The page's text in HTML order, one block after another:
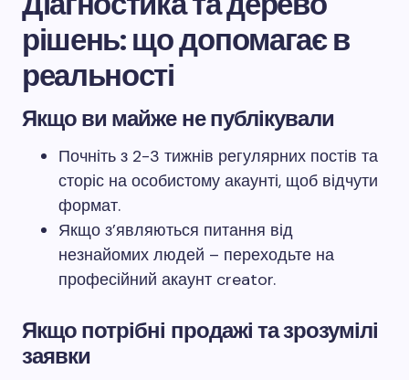
рішень: що допомагає в
реальності
Якщо ви майже не публікували
Почніть з 2-3 тижнів регулярних постів та
сторіс на особистому акаунті, щоб відчути
формат.
Якщо з’являються питання від
незнайомих людей – переходьте на
професійний акаунт creator.
Якщо потрібні продажі та зрозумілі
заявки